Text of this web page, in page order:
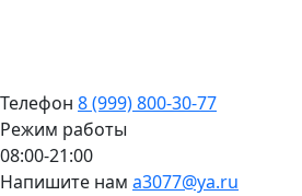
Телефон 8 (999) 800-30-77
Режим работы
08:00-21:00
Напишите нам a3077@ya.ru